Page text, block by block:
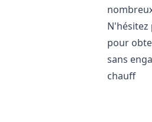
N'hésitez
pour
sans
chauff